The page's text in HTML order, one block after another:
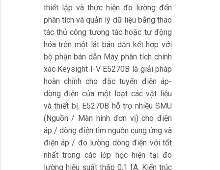
thiết lập và thực hiện đo lường đến
phân tích và quản lý dữ liệu bằng thao
tác thủ công tương tác hoặc tự động
hóa trên một lát bán dẫn kết hợp với
bộ phận bán dẫn Máy phân tích chính
xác Keysight I-V E5270B là giải pháp
hoàn chỉnh cho đặc tuyến điện áp-
dòng điện của một loạt các vật liệu
và thiết bị. E5270B hỗ trợ nhiều SMU
(Nguồn / Màn hình đơn vị) cho điện
áp / dòng điện tìm nguồn cung ứng và
điện áp / đo lường dòng điện với tốt
nhất trong các lớp học hiện tại đo
lường hiệu suất thấp 0,1 fA. Kiến trúc